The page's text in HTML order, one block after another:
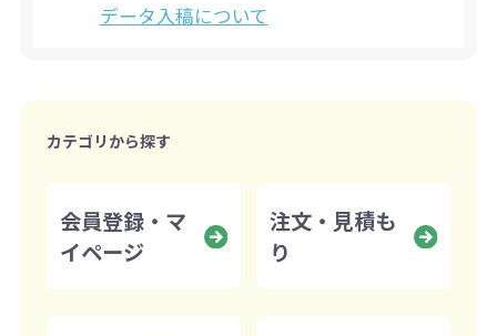
データ入稿について
カテゴリから探す
会員登録・マ
イページ
注文・見積も
り